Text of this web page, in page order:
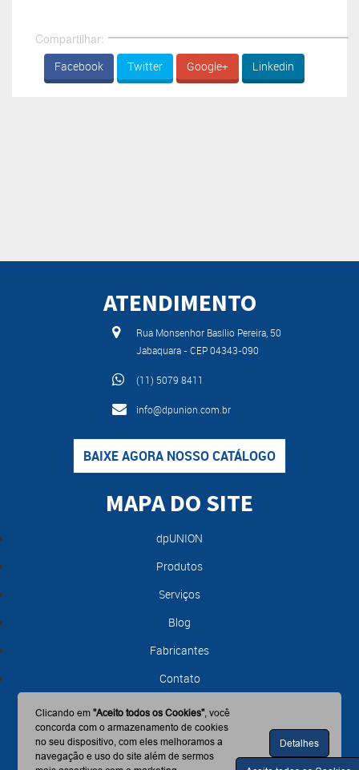
Compartilhar:
Facebook Twitter Google+ Linkedin
ATENDIMENTO
Rua Monsenhor Basílio Pereira, 50
Jabaquara - CEP 04343-090
(11) 5079 8411
info@dpunion.com.br
BAIXE AGORA NOSSO CATÁLOGO
MAPA DO SITE
dpUNION
Produtos
Serviços
Blog
Fabricantes
Contato
Clicando em"Aceito todos os Cookies", você
concorda com o armazenamento de cookies
no seu dispositivo, com eles melhoramos a
navegação e uso do site além de sermos
Detalhes